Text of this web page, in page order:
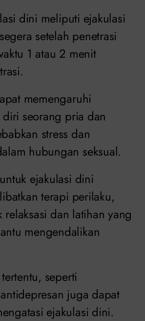
dini meliputi ejakulasi
setelah penetrasi
1 atau 2 menit
memengaruhi
diri seorang pria dan
stress dan
hubungan seksual.
ejakulasi dini
terapi perilaku,
relaksasi dan latihan yang
mengendalikan
seperti
juga dapat
ejakulasi dini.